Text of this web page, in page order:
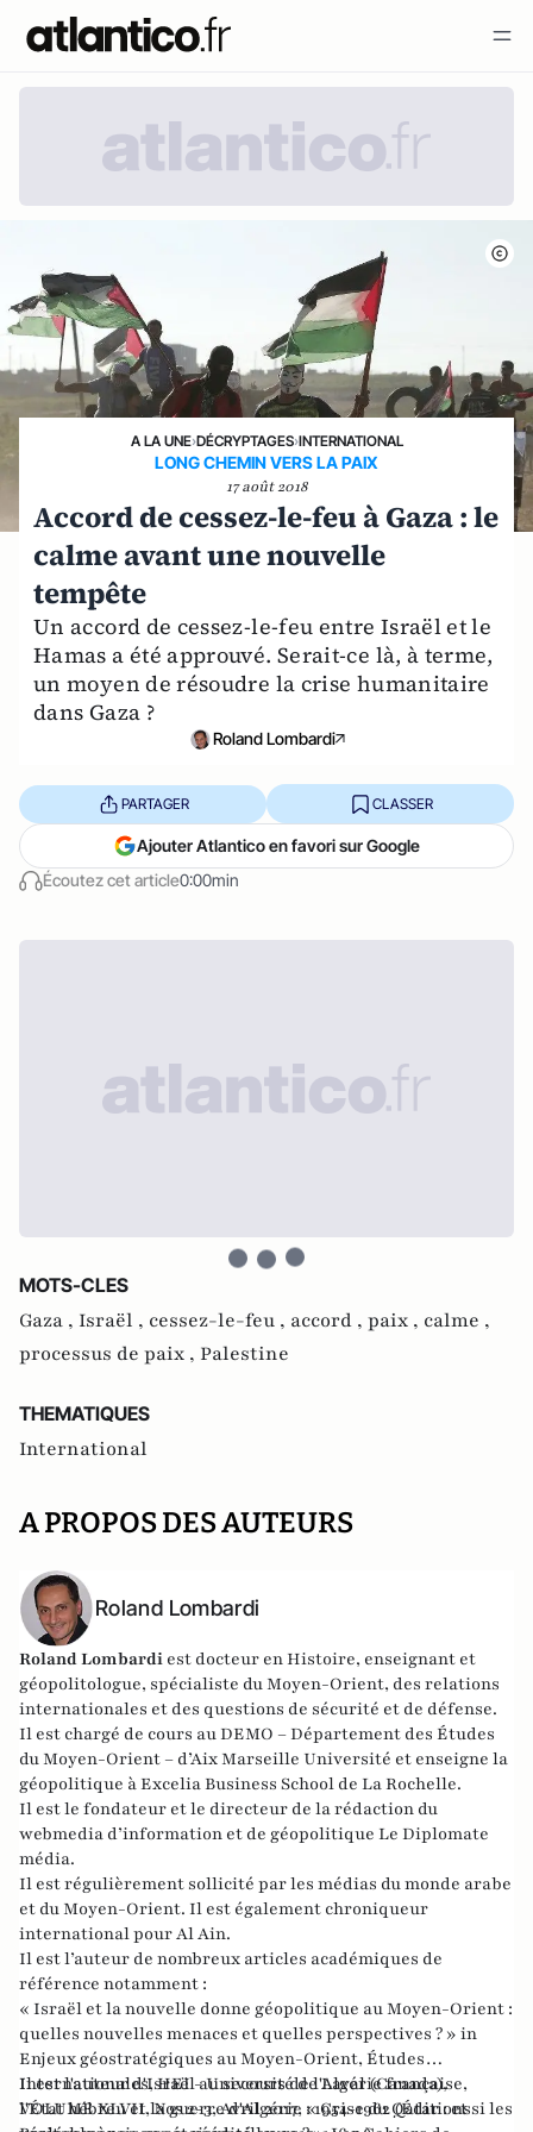
A LA UNE›DÉCRYPTAGES›INTERNATIONAL
LONG CHEMIN VERS LA PAIX
17 août 2018
Accord de cessez-le-feu à Gaza : le
calme avant une nouvelle
tempête
Un accord de cessez-le-feu entre Israël et le
Hamas a été approuvé. Serait-ce là, à terme,
un moyen de résoudre la crise humanitaire
dans Gaza ?
Roland Lombardi
Écoutez cet article0:00min
PARTAGER CLASSER
Ajouter Atlantico en favori sur Google
MOTS-CLES
Gaza , Israël , cessez-le-feu , accord , paix , calme ,
processus de paix , Palestine
THEMATIQUES
International
A PROPOS DES AUTEURS
Roland Lombardi
Roland Lombardi est docteur en Histoire, enseignant et
géopolitologue, spécialiste du Moyen-Orient, des relations
internationales et des questions de sécurité et de défense.
Il est chargé de cours au DEMO – Département des Études
du Moyen-Orient – d’Aix Marseille Université et enseigne la
géopolitique à Excelia Business School de La Rochelle.
Il est le fondateur et le directeur de la rédaction du
webmedia d’information et de géopolitique Le Diplomate
média.
Il est régulièrement sollicité par les médias du monde arabe
et du Moyen-Orient. Il est également chroniqueur
international pourAl Ain.
Il est l’auteur de nombreux articles académiques de
référence notamment :
« Israël et la nouvelle donne géopolitique au Moyen-Orient :
quelles nouvelles menaces et quelles perspectives ? » in
Enjeux géostratégiques au Moyen-Orient, Études
Internationales, HEI - Université de Laval (Canada),
VOLUME XLVII, Nos 2-3, Avril 2017, « Crise du Qatar : et si les
Il est l'auteur d'Israël au secours de l'Algérie française,
l'État hébreu et la guerre d'Algérie : 1954-1962 (Éditions